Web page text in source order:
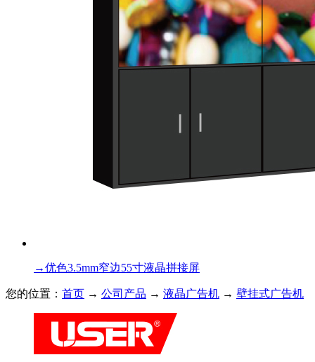
→优色3.5mm窄边55寸液晶拼接屏
您的位置： 首页 → 公司产品 → 液晶广告机 → 壁挂式广告机